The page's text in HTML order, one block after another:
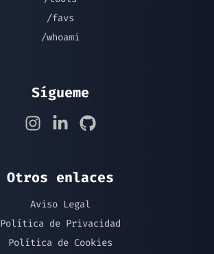
/favs
/whoami
Sígueme
Otros enlaces
Aviso Legal
Política de Privacidad
Política de Cookies